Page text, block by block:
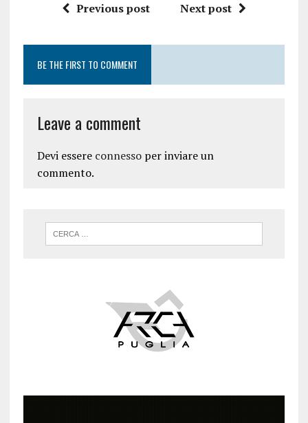
Previous post Next post
BE THE FIRST TO COMMENT
Leave a comment
Devi essere connessoper inviare un
commento.